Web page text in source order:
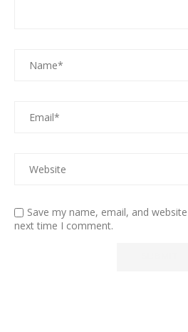
Save my name, email, and
next time I comment.